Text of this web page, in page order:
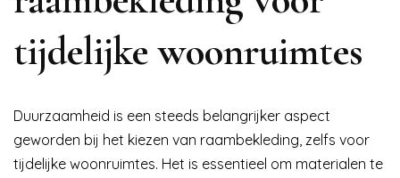
tijdelijke woonruimtes
Duurzaamheid is een steeds belangrijker aspect
geworden bij het kiezen van raambekleding, zelfs voor
tijdelijke woonruimtes. Het is essentieel om materialen te